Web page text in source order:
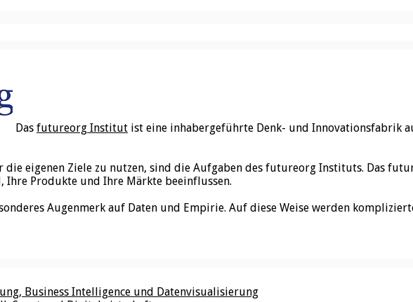
Das futureorg Institut ist eine inhabergeführte Denk- und Innovationsfabrik
die eigenen Ziele zu nutzen, sind die Aufgaben des futureorg Instituts. Das
Ihre Produkte und Ihre Märkte beeinflussen.
Augenmerk auf Daten und Empirie. Auf diese Weise werden
Business Intelligence und Datenvisualisierung